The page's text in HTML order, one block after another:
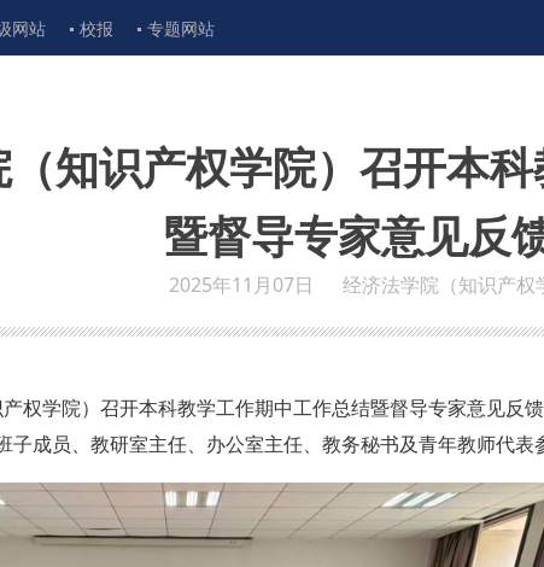
网站 校报 专题网站
知识产权学院）召开本
暨督导专家意见反
2025年11月07日 经济法学院（知识产权
权学院）召开本科教学工作期中工作总结暨督导专家意见反馈
成员、教研室主任、办公室主任、教务秘书及青年教师代表